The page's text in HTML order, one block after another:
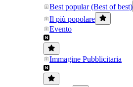
Best popular (Best of best)
Il più popolare
Evento
Immagine Pubblicitaria